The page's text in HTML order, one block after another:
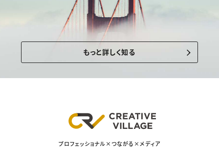
もっと詳しく知る
プロフェッショナル×つながる×メディア